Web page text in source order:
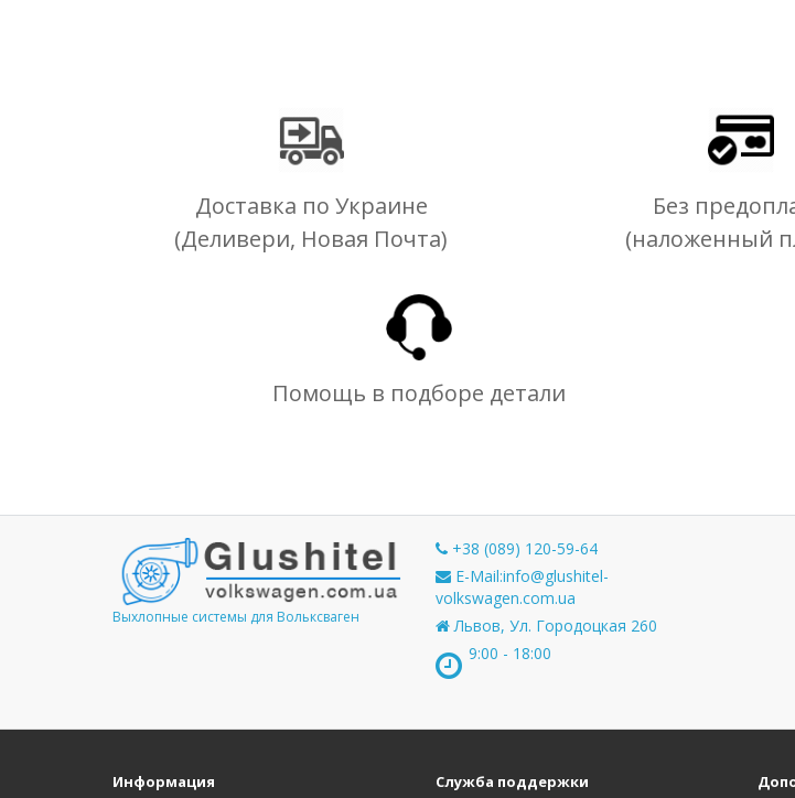
Доставка по Украине
(Деливери, Новая Почта)
Без
(наложенный
Помощь в подборе детали
Выхлопные системы для Вольксваген
+38 (089) 120-59-64
E-Mail:info@glushitel-
volkswagen.com.ua
Львов, Ул. Городоцкая 260
9:00 - 18:00
Информация Служба поддержки